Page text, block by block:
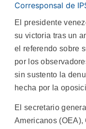
Corresponsal de
El presidente
su victoria tras un
el referendo sobre
por los
sin sustento la
hecha por la
El secretario
Americanos